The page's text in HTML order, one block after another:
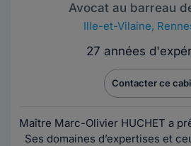
Avocat au barreau
Ille-et-Vilaine,
27 années
Contacter ce
Maître Marc-Olivier HUCHET a
Ses domaines d’expertises et